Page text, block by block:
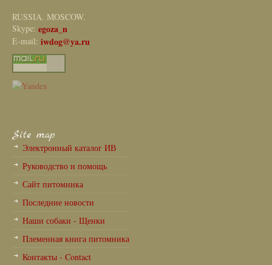
RUSSIA. MOSCOW.
Skype: egoza_n
E-mail: iwdog@ya.ru
Site map
Электронный каталог ИВ
Руководство и помощь
Сайт питомника
Последние новости
Наши собаки - Щенки
Племенная книга питомника
Контакты - Contact